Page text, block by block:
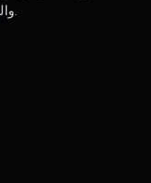
والممتازة، لنضمن لك قيادة سلسة بلا انقطاع.